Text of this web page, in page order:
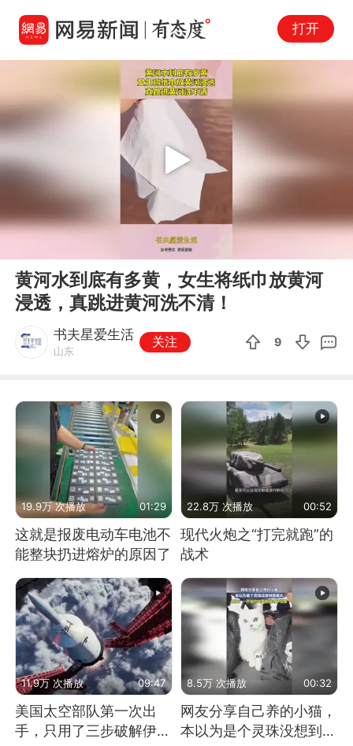
打开
Play
黄河水到底有多黄，女生将纸巾放黄河
浸透，真跳进黄河洗不清！
书夫星爱生活
山东
关注 9
19.9万 次播放 01:29
这就是报废电动车电池不
能整块扔进熔炉的原因了
22.8万 次播放 00:52
现代火炮之“打完就跑”的
战术
11.9万 次播放 09:47
美国太空部队第一次出
手，只用了三步破解伊朗
8.5万 次播放 00:32
网友分享自己养的小猫，
本以为是个灵珠没想到是